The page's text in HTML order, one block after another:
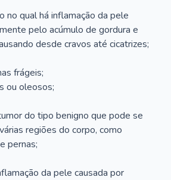
no qual há inflamação da pele
pelo acúmulo de gordura e
desde cravos até cicatrizes;
frágeis;
ou oleosos;
do tipo benigno que pode se
regiões do corpo, como
pernas;
da pele causada por